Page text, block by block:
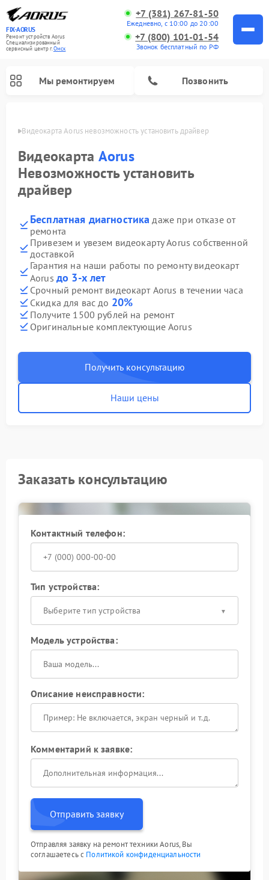
FIX-AORUS
Ремонт устройств Aorus
Специализированный
cервисный центр г.Омск
+7 (381) 267-81-50
Ежедневно, с 10:00 до 20:00
+7 (800) 101-01-54
Звонок бесплатный по РФ
Мы ремонтируем Позвонить
Видеокарта Aorus невозможность установить драйвер
Видеокарта Aorus
Невозможность установить
драйвер
Бесплатная диагностика даже при отказе от
ремонта
Привезем и увезем видеокарту Aorus собственной
доставкой
Гарантия на наши работы по ремонту видеокарт
Aorus до 3-х лет
Срочный ремонт видеокарт Aorus в течении часа
Скидка для вас до 20%
Получите 1500 рублей на ремонт
Оригинальные комплектующие Aorus
Получить консультацию
Наши цены
Заказать консультацию
Контактный телефон:
Тип устройства:
Выберите тип устройства
Модель устройства:
Описание неисправности:
Комментарий к заявке:
Отправить заявку
Отправляя заявку на ремонт техники Aorus, Вы
соглашаетесь с Политикой конфиденциальности